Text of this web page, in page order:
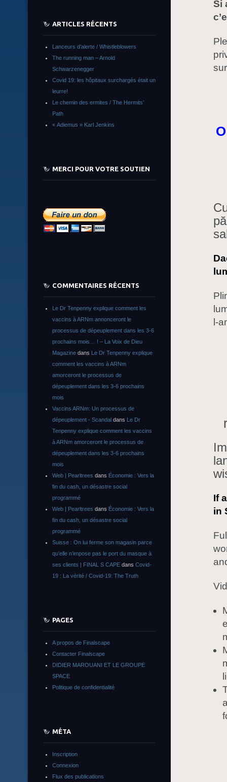
Si
l-
If
in
ARTICLES RÉCENTS
Lanceurs d’alerte / Whistleblowers
The running man – Arnold
Schwarzenegger
Covid 19: les hôpitaux surchargés était un
leurre!
Le chemin des ermites / The Hermits’
Path
« Adiemus » Karl Jenkins
MERCI POUR VOTRE SOUTIEN
COMMENTAIRES RÉCENTS
Le Dr Tenpenny explique comment les
vaccins à ARNm annonceront le
processus de dépeuplement dans les 3-6
prochains mois… ! – La Voix de Dieu
Magazine dans Le Dr Tenpenny explique
comment les vaccins à ARNm
amorceront le processus de
dépeuplement dans les 3-6 prochains
mois
Vaccins ARNm: Un processus de
dépeuplement - Scandal dans Le Dr
Tenpenny explique comment les vaccins
à ARNm amorceront le processus de
dépeuplement dans les 3-6 prochains
mois
Web | Pearltrees dans Économie : Vers la
fin du cash, un désastre social
programmé
Web | Pearltrees dans Économie : Vers la
fin du cash, un désastre social
programmé
Suisse : On lui ferme son magasin parce
qu’elle n’impose pas le port du masque à
ses clients | FINAL S CAPE dans Covid-
19 : La vérité / Covid-19: The Truth
PAGES
A propos de Finalscape
Contacter Finalscape
DIDIER MAROUANI ET LE GROUPE
SPACE
Politique de confidentialité
MÉTA
Inscription
Connexion
Flux des publications